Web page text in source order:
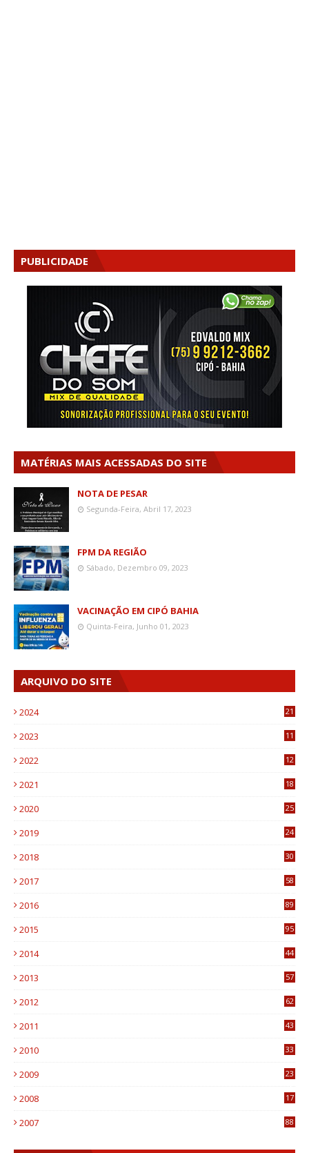
PUBLICIDADE
MATÉRIAS MAIS ACESSADAS DO SITE
NOTA DE PESAR
Segunda-Feira, Abril 17, 2023
FPM DA REGIÃO
Sábado, Dezembro 09, 2023
VACINAÇÃO EM CIPÓ BAHIA
Quinta-Feira, Junho 01, 2023
ARQUIVO DO SITE
2024 21
2023
11
2022
12
2021
18
2020
25
2019
24
2018
30
2017
58
2016
89
2015
95
2014
44
2013
57
2012
62
2011
43
2010
33
2009
23
2008
17
2007 88